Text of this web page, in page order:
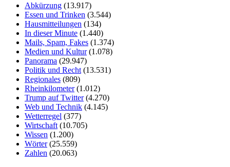
Abkürzung (13.917)
Essen und Trinken (3.544)
Hausmitteilungen (134)
In dieser Minute (1.440)
Mails, Spam, Fakes (1.374)
Medien und Kultur(1.078)
Panorama (29.947)
Politik und Recht (13.531)
Regionales (809)
Rheinkilometer(1.012)
Trump auf Twitter(4.270)
Web und Technik (4.145)
Wetterregel (377)
Wirtschaft (10.705)
Wissen (1.200)
Wörter(25.559)
Zahlen (20.063)